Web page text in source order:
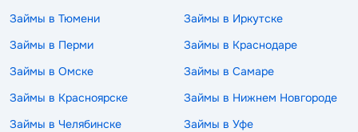
Займы в Тюмени
Займы в Иркутске
Займы в Перми
Займы в Краснодаре
Займы в Омске
Займы в Самаре
Займы в Красноярске
Займы в Нижнем Новгороде
Займы в Челябинске
Займы в Уфе